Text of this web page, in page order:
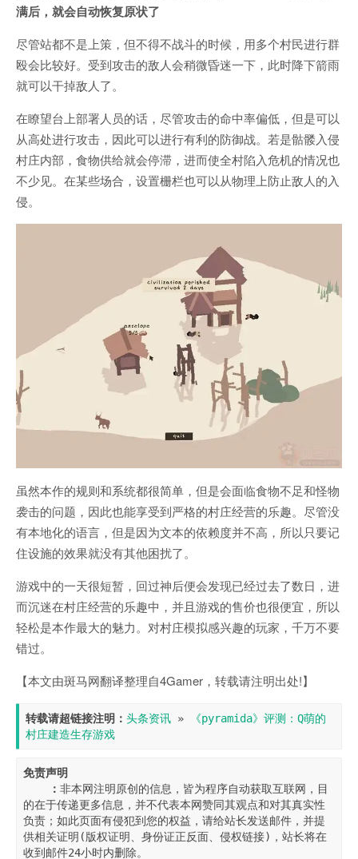
满后，就会自动恢复原状了
尽管站都不是上策，但不得不战斗的时候，用多个村民进行群
殴会比较好。受到攻击的敌人会稍微昏迷一下，此时降下箭雨
就可以干掉敌人了。
在瞭望台上部署人员的话，尽管攻击的命中率偏低，但是可以
从高处进行攻击，因此可以进行有利的防御战。若是骷髅入侵
村庄内部，食物供给就会停滞，进而使全村陷入危机的情况也
不少见。在某些场合，设置栅栏也可以从物理上防止敌人的入
侵。
虽然本作的规则和系统都很简单，但是会面临食物不足和怪物
袭击的问题，因此也能享受到严格的村庄经营的乐趣。尽管没
有本地化的语言，但是因为文本的依赖度并不高，所以只要记
住设施的效果就没有其他困扰了。
游戏中的一天很短暂，回过神后便会发现已经过去了数日，进
而沉迷在村庄经营的乐趣中，并且游戏的售价也很便宜，所以
轻松是本作最大的魅力。对村庄模拟感兴趣的玩家，千万不要
错过。
【本文由斑马网翻译整理自4Gamer，转载请注明出处!】
转载请超链接注明： 头条资讯 »
《pyramida》评测：Q萌的
村庄建造生存游戏
免责声明
    ：
非本网注明原创的信息，皆为程序自动获取互联网，目
的在于传递更多信息，并不代表本网赞同其观点和对其真实性
负责；如此页面有侵犯到您的权益，请给站长发送邮件，并提
供相关证明(版权证明、身份证正反面、侵权链接)，站长将在
收到邮件24小时内删除。